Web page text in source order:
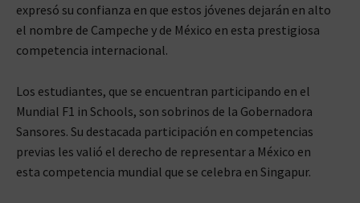
expresó su confianza en que estos jóvenes dejarán en alto
el nombre de Campeche y de México en esta prestigiosa
competencia internacional.
Los estudiantes, que se encuentran participando en el
Mundial F1 in Schools, son sobrinos de la Gobernadora
Sansores. Su destacada participación en competencias
previas les valió el derecho de representar a México en
esta competencia mundial que se celebra en Singapur.